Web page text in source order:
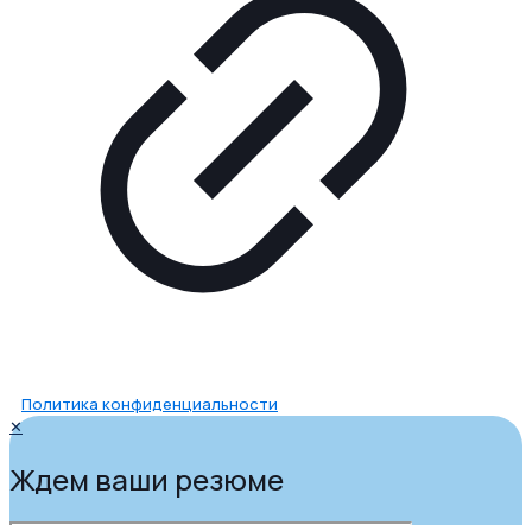
Политика конфиденциальности
✕
Ждем ваши резюме